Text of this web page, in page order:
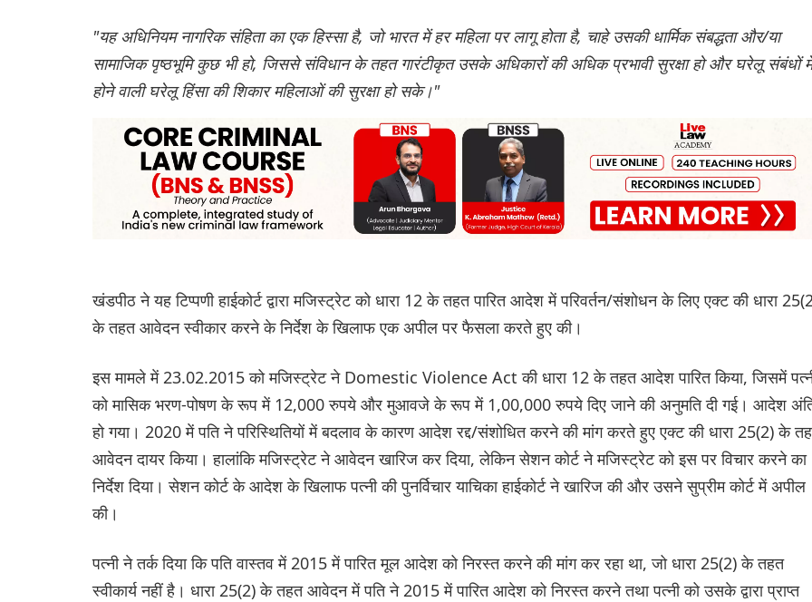
"यह अधिनियम नागरिक संहिता का एक हिस्सा है, जो भारत में हर महिला पर लागू होता है, चाहे उसकी धार्मिक संबद्धता और/या
सामाजिक पृष्ठभूमि कुछ भी हो, जिससे संविधान के तहत गारंटीकृत उसके अधिकारों की अधिक प्रभावी सुरक्षा हो और घरेलू संबंधों में
होने वाली घरेलू हिंसा की शिकार महिलाओं की सुरक्षा हो सके।"
खंडपीठ ने यह टिप्पणी हाईकोर्ट द्वारा मजिस्ट्रेट को धारा 12 के तहत पारित आदेश में परिवर्तन/संशोधन के लिए एक्ट की धारा
के तहत आवेदन स्वीकार करने के निर्देश के खिलाफ एक अपील पर फैसला करते हुए की।
इस मामले में 23.02.2015 को मजिस्ट्रेट ने Domestic Violence Act की धारा 12 के तहत आदेश पारित किया, जिसमें
को मासिक भरण-पोषण के रूप में 12,000 रुपये और मुआवजे के रूप में 1,00,000 रुपये दिए जाने की अनुमति दी गई। आदेश
हो गया। 2020 में पति ने परिस्थितियों में बदलाव के कारण आदेश रद्द/संशोधित करने की मांग करते हुए एक्ट की धारा 25(2) के
आवेदन दायर किया। हालांकि मजिस्ट्रेट ने आवेदन खारिज कर दिया, लेकिन सेशन कोर्ट ने मजिस्ट्रेट को इस पर विचार करने का
निर्देश दिया। सेशन कोर्ट के आदेश के खिलाफ पत्नी की पुनर्विचार याचिका हाईकोर्ट ने खारिज की और उसने सुप्रीम कोर्ट में अपील
की।
पत्नी ने तर्क दिया कि पति वास्तव में 2015 में पारित मूल आदेश को निरस्त करने की मांग कर रहा था, जो धारा 25(2) के तहत
स्वीकार्य नहीं है। धारा 25(2) के तहत आवेदन में पति ने 2015 में पारित आदेश को निरस्त करने तथा पत्नी को उसके द्वारा प्राप्त